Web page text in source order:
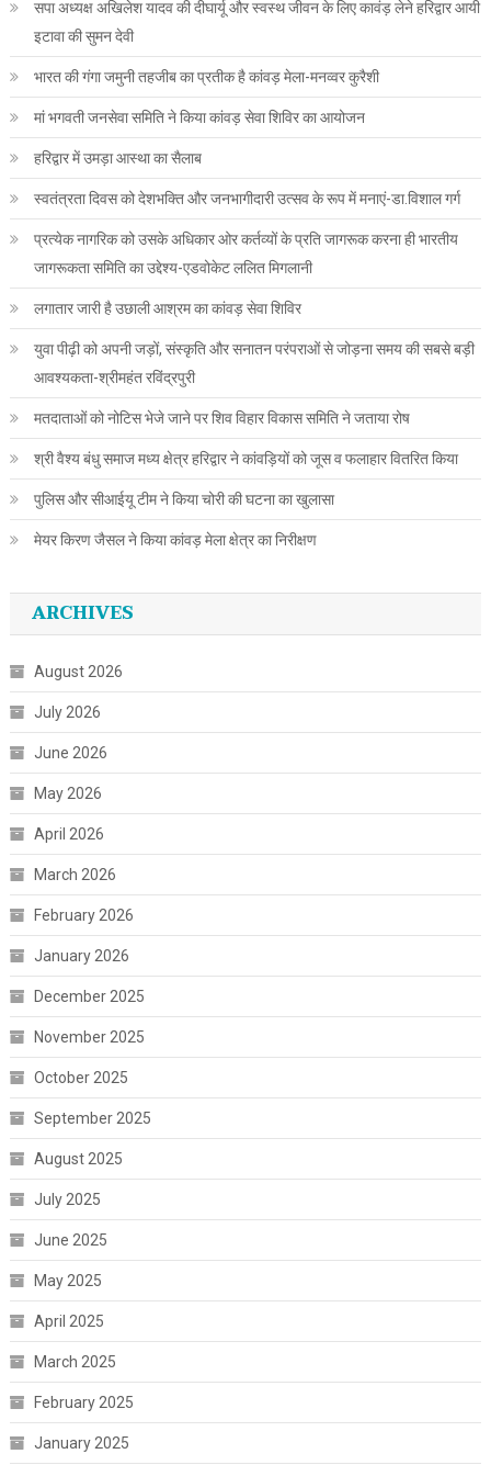
सपा अध्यक्ष अखिलेश यादव की दीघार्यू और स्वस्थ जीवन के लिए कावंड़ लेने हरिद्वार आयी
इटावा की सुमन देवी
भारत की गंगा जमुनी तहजीब का प्रतीक है कांवड़ मेला-मनव्वर कुरैशी
मां भगवती जनसेवा समिति ने किया कांवड़ सेवा शिविर का आयोजन
हरिद्वार में उमड़ा आस्था का सैलाब
स्वतंत्रता दिवस को देशभक्ति और जनभागीदारी उत्सव के रूप में मनाएं-डा.विशाल गर्ग
प्रत्येक नागरिक को उसके अधिकार ओर कर्तव्यों के प्रति जागरूक करना ही भारतीय
जागरूकता समिति का उद्देश्य-एडवोकेट ललित मिगलानी
लगातार जारी है उछाली आश्रम का कांवड़ सेवा शिविर
युवा पीढ़ी को अपनी जड़ों, संस्कृति और सनातन परंपराओं से जोड़ना समय की सबसे बड़ी
आवश्यकता-श्रीमहंत रविंद्रपुरी
मतदाताओं को नोटिस भेजे जाने पर शिव विहार विकास समिति ने जताया रोष
श्री वैश्य बंधु समाज मध्य क्षेत्र हरिद्वार ने कांवड़ियों को जूस व फलाहार वितरित किया
पुलिस और सीआईयू टीम ने किया चोरी की घटना का खुलासा
मेयर किरण जैसल ने किया कांवड़ मेला क्षेत्र का निरीक्षण
ARCHIVES
August 2026
July 2026
June 2026
May 2026
April 2026
March 2026
February 2026
January 2026
December 2025
November 2025
October 2025
September 2025
August 2025
July 2025
June 2025
May 2025
April 2025
March 2025
February 2025
January 2025